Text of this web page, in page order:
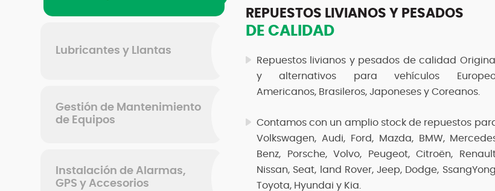
Lubricantes y Llantas
Gestión de Mantenimiento
de Equipos
Instalación de Alarmas,
GPS y Accesorios
REPUESTOS LIVIANOS Y PESADOS
DE CALIDAD
Repuestos livianos y pesados de calidad Original
y alternativos para vehículos
Americanos, Brasileros, Japoneses y Coreanos.
Contamos con un amplio stock de repuestos
Volkswagen, Audi, Ford, Mazda, BMW,
Benz, Porsche, Volvo, Peugeot, Citroën,
Nissan, Seat, land Rover, Jeep, Dodge,
Toyota, Hyundai y Kia.